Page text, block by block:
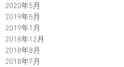
2020年5月
2019年5月
2019年1月
2018年12月
2018年8月
2018年7月